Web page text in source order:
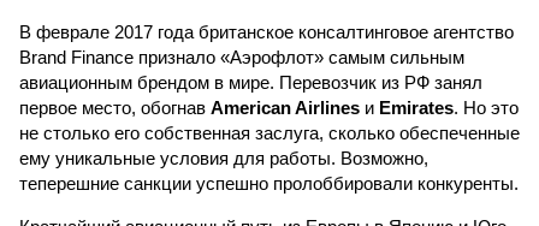
В феврале 2017 года британское консалтинговое агентство
Brand Finance признало «Аэрофлот» самым сильным
авиационным брендом в мире. Перевозчик из РФ занял
первое место, обогнав American Airlines и Emirates. Но это
не столько его собственная заслуга, сколько обеспеченные
ему уникальные условия для работы. Возможно,
теперешние санкции успешно пролоббировали конкуренты.